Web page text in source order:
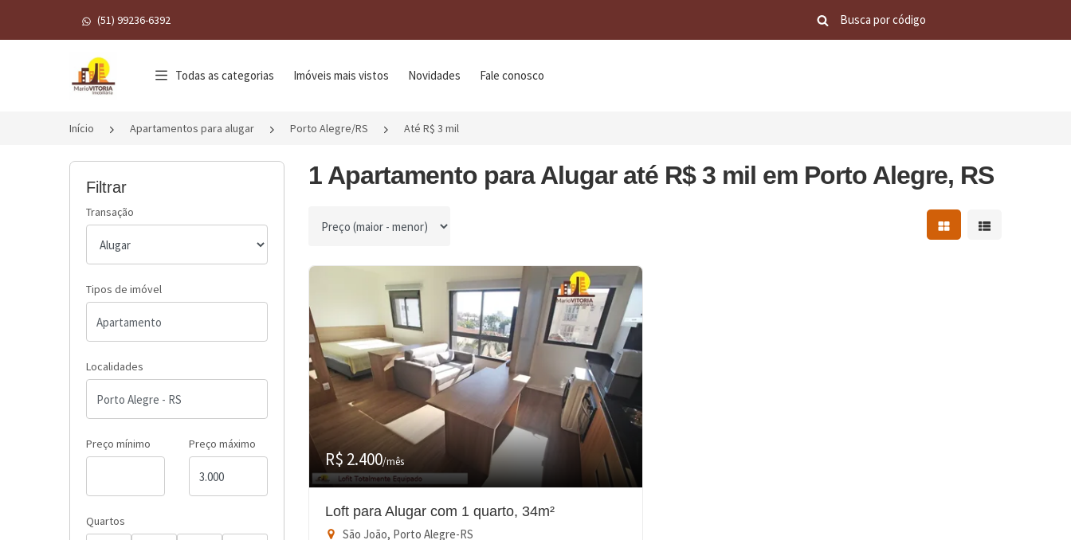
(51) 99236-6392
Página inicial
Todas as categorias Imóveis mais vistos Novidades Fale conosco
Início Apartamentos para alugar Porto Alegre/RS Até R$ 3 mil
Filtrar
Transação
Tipos de imóvel
Localidades
Preço mínimo Preço máximo
Quartos
1 Apartamento para Alugar até R$ 3 mil em Porto Alegre, RS
Ordenar por Mostrar resultados em
Mostrar
R$ 2.400/mês
Loft para Alugar com 1 quarto, 34m²
São João, Porto Alegre-RS